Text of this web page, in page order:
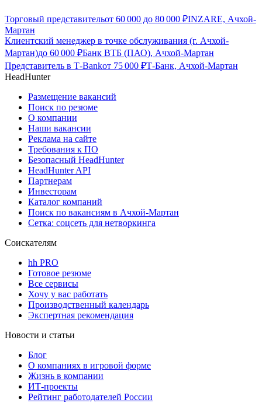
Торговый представительот 60 000 до 80 000 ₽INZARE, Ачхой-
Мартан
Клиентский менеджер в точке обслуживания (г. Ачхой-
Мартан)до 60 000 ₽Банк ВТБ (ПАО), Ачхой-Мартан
Представитель в Т-Bankот 75 000 ₽Т-Банк, Ачхой-Мартан
HeadHunter
Размещение вакансий
Поиск по резюме
О компании
Наши вакансии
Реклама на сайте
Требования к ПО
Безопасный HeadHunter
HeadHunter API
Партнерам
Инвесторам
Каталог компаний
Поиск по вакансиям в Ачхой-Мартан
Сетка: соцсеть для нетворкинга
Соискателям
hh PRO
Готовое резюме
Все сервисы
Хочу у вас работать
Производственный календарь
Экспертная рекомендация
Новости и статьи
Блог
О компаниях в игровой форме
Жизнь в компании
ИТ-проекты
Рейтинг работодателей России